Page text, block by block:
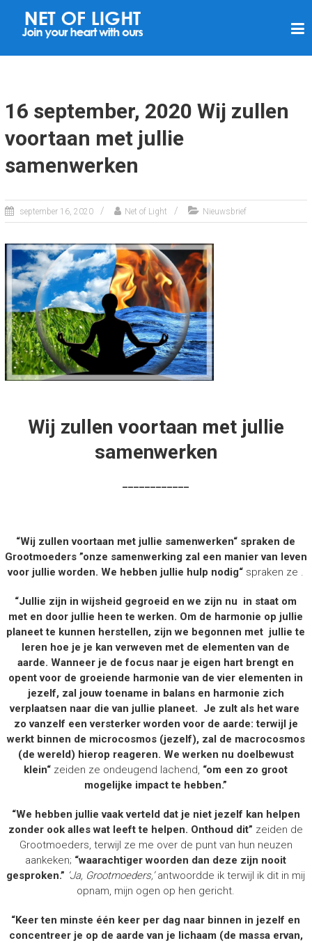
N
A
L
I
H
T
16 september, 2020 Wij zullen
voortaan met jullie
samenwerken
september 16, 2020 Net of Light Nieuwsbrief
Wij zullen voortaan met jullie
samenwerken
“Wij zullen voortaan met jullie samenwerken“ spraken de
Grootmoeders ”onze samenwerking zal een manier van leven
voor jullie worden. We hebben jullie hulp nodig“ spraken ze .
“Jullie zijn in wijsheid gegroeid en we zijn nu in staat om
met en door jullie heen te werken. Om de harmonie op jullie
planeet te kunnen herstellen, zijn we begonnen met jullie te
leren hoe je je kan verweven met de elementen van de
aarde. Wanneer je de focus naar je eigen hart brengt en
opent voor de groeiende harmonie van de vier elementen in
jezelf, zal jouw toename in balans en harmonie zich
verplaatsen naar die van jullie planeet. Je zult als het ware
zo vanzelf een versterker worden voor de aarde: terwijl je
werkt binnen de microcosmos (jezelf), zal de macrocosmos
(de wereld) hierop reageren. We werken nu doelbewust
klein“ zeiden ze ondeugend lachend, “om een zo groot
mogelijke impact te hebben.”
“We hebben jullie vaak verteld dat je niet jezelf kan helpen
zonder ook alles wat leeft te helpen. Onthoud dit” zeiden de
Grootmoeders, terwijl ze me over de punt van hun neuzen
aankeken; “waarachtiger woorden dan deze zijn nooit
gesproken.” ‘Ja, Grootmoeders,’antwoordde ik terwijl ik dit in mij
opnam, mijn ogen op hen gericht.
“Keer ten minste één keer per dag naar binnen in jezelf en
concentreer je op de aarde van je lichaam (de massa ervan,